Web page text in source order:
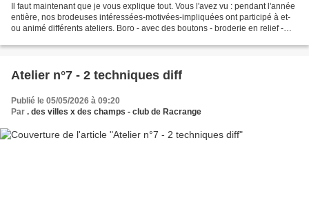
Il faut maintenant que je vous explique tout. Vous l'avez vu : pendant l'année
entière, nos brodeuses intéressées-motivées-impliquées ont participé à et-
ou animé différents ateliers. Boro - avec des boutons - broderie en relief -
Atelier n°7 - 2 techniques diff
Publié le 05/05/2026 à 09:20
Par . des villes x des champs - club de Racrange